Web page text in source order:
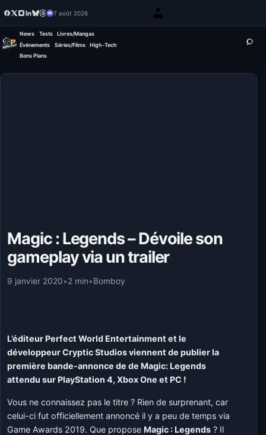
7 août 2026
News Tests
Livres/Mangas
Événements
Séries/Films
High-Tech
Bons Plans
Magic : Legends – Dévoile son
gameplay via un trailer
9 janvier 2020•2 min•Bomboy
L’éditeur Perfect World Entertainment et le
développeur Cryptic Studios viennent de publier la
première bande-annonce de de Magic: Legends
attendu sur PlayStation 4, Xbox One et PC !
Vous ne connaissez pas le titre ? Rien de surprenant, car
celui-ci fut officiellement annoncé il y a peu de temps via
Game Awards 2019. Que propose Magic : Legends ? Il